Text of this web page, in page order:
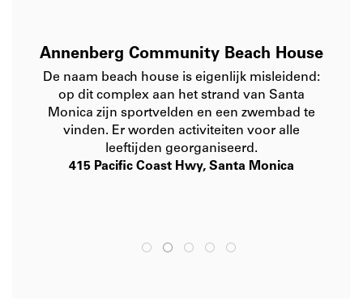
Annenberg Community Beach House
De naam beach house is eigenlijk misleidend:
op dit complex aan het strand van Santa
Monica zijn sportvelden en een zwembad te
vinden. Er worden activiteiten voor alle
leeftijden georganiseerd.
415 Pacific Coast Hwy, Santa Monica